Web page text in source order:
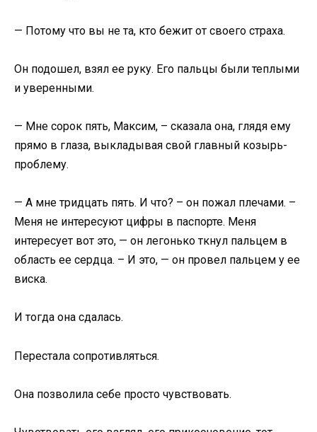
— Потому что вы не та, кто бежит от своего страха.
Он подошел, взял ее руку. Его пальцы были теплыми
и уверенными.
— Мне сорок пять, Максим, – сказала она, глядя ему
прямо в глаза, выкладывая свой главный козырь-
проблему.
— А мне тридцать пять. И что? – он пожал плечами. –
Меня не интересуют цифры в паспорте. Меня
интересует вот это, — он легонько ткнул пальцем в
область ее сердца. – И это, — он провел пальцем у ее
виска.
И тогда она сдалась.
Перестала сопротивляться.
Она позволила себе просто чувствовать.